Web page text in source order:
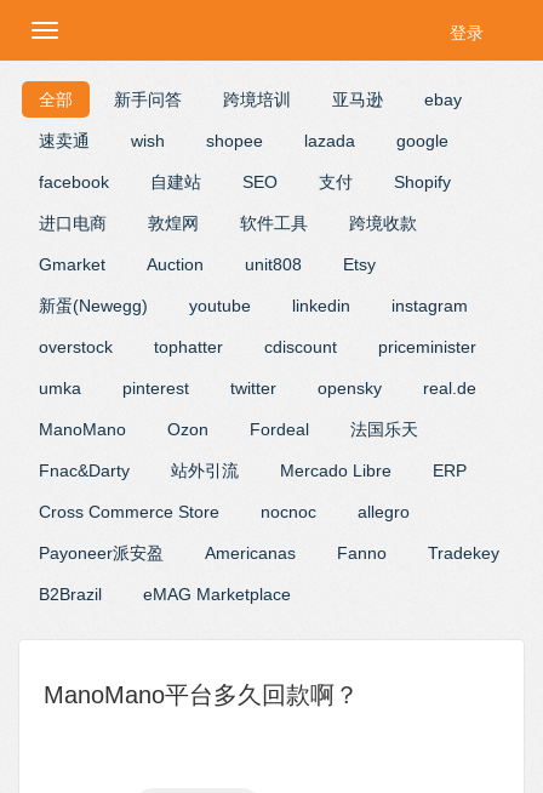
登录
全部 新手问答 跨境培训 亚马逊 ebay
速卖通 wish shopee lazada google
facebook 自建站 SEO 支付 Shopify
进口电商 敦煌网 软件工具 跨境收款
Gmarket Auction unit808 Etsy
新蛋(Newegg) youtube linkedin instagram
overstock tophatter cdiscount priceminister
umka pinterest twitter opensky real.de
ManoMano Ozon Fordeal 法国乐天
Fnac&Darty 站外引流 Mercado Libre ERP
Cross Commerce Store nocnoc allegro
Payoneer派安盈 Americanas Fanno Tradekey
B2Brazil eMAG Marketplace
ManoMano平台多久回款啊？